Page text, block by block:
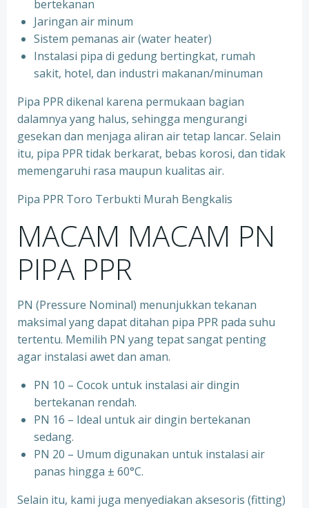
bertekanan
⁠Jaringan air minum
⁠Sistem pemanas air (water heater)
⁠Instalasi pipa di gedung bertingkat, rumah
sakit, hotel, dan industri makanan/minuman
Pipa PPR dikenal karena permukaan bagian
dalamnya yang halus, sehingga mengurangi
gesekan dan menjaga aliran air tetap lancar. Selain
itu, pipa PPR tidak berkarat, bebas korosi, dan tidak
memengaruhi rasa maupun kualitas air.
Pipa PPR Toro Terbukti Murah Bengkalis
MACAM MACAM PN
PIPA PPR
PN (Pressure Nominal) menunjukkan tekanan
maksimal yang dapat ditahan pipa PPR pada suhu
tertentu. Memilih PN yang tepat sangat penting
agar instalasi awet dan aman.
PN 10 – Cocok untuk instalasi air dingin
bertekanan rendah.
⁠PN 16 – Ideal untuk air dingin bertekanan
sedang.
⁠PN 20 – Umum digunakan untuk instalasi air
panas hingga ± 60°C.
Selain itu, kami juga menyediakan aksesoris (fitting)